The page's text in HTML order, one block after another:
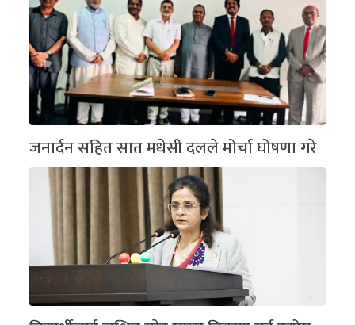
जनार्दन सहित सात मधेसी दलले मोर्चा घोषणा गरे